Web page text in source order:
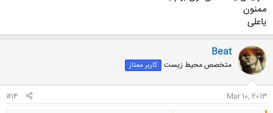
ممنون
یاعلی
Beat
متخصص محیط زیست کاربر ممتاز
Mar 10, 2013
#14